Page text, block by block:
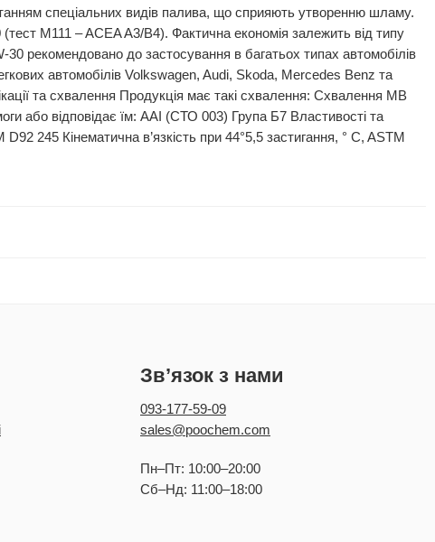
спеціальних видів палива, що сприяють утворенню шламу.
(тест M111 – ACEA A3/B4). Фактична економія залежить від типу
рекомендовано до застосування в багатьох типах автомобілів
автомобілів Volkswagen, Audi, Skoda, Mercedes Benz та
та схвалення Продукція має такі схвалення: Схвалення MB
або відповідає їм: ААІ (СТО 003) Група Б7 Властивості та
245 Кінематична в’язкість при 44°5,5 застигання, ° C, ASTM
Зв’язок з нами
093-177-59-09
sales@poochem.com
Пн–Пт: 10:00–20:00
Сб–Нд: 11:00–18:00